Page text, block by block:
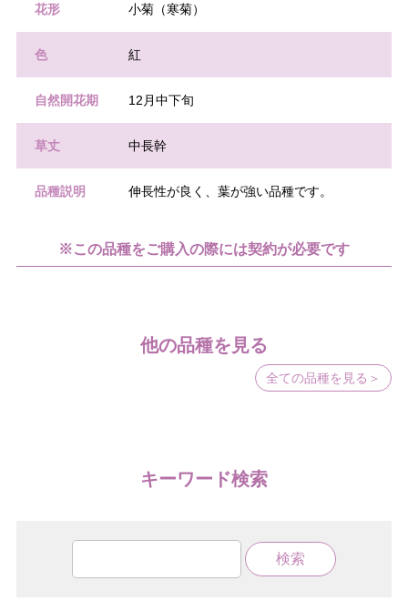
花形 小菊（寒菊）
色 紅
自然開花期 12月中下旬
草丈 中長幹
品種説明 伸長性が良く、葉が強い品種です。
※この品種をご購入の際には契約が必要です
他の品種を見る
全ての品種を見る＞
キーワード検索